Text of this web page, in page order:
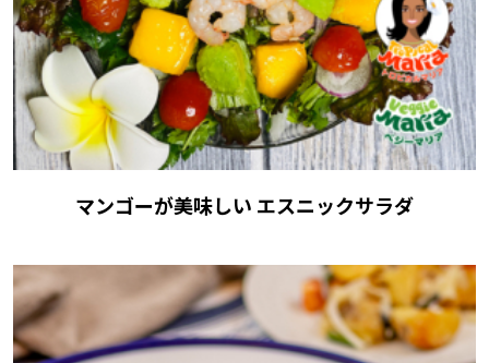
マンゴーが美味しい エスニックサラダ